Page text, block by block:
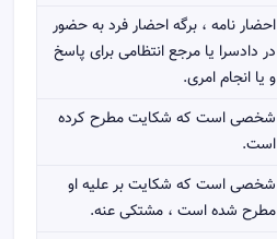
احضار نامه ، برگه احضار فرد به حضور
در دادسرا یا مرجع انتظامی برای پاسخ
و یا انجام امری.
شخصی است که شکایت مطرح کرده
است.
شخصی است که شکایت بر علیه او
مطرح شده است ، مشتکی عنه.